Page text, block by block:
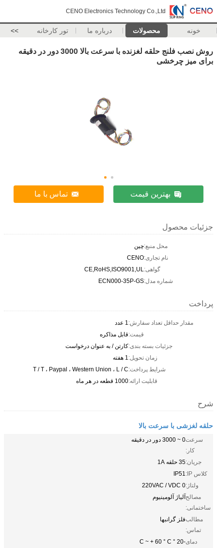
CENO Electronics Technology Co.,Ltd
خونه محصولات درباره ما تور کارخانه >>
روش نصب فلنج حلقه لغزنده با سرعت بالا 3000 دور در دقیقه
برای میز چرخشی
بهترین قیمت تماس با ما
جزئیات محصول
محل منبع:چین
نام تجاری:CENO
گواهی:CE,RoHS,ISO9001,UL
شماره مدل:ECN000-35P-GS
پرداخت
مقدار حداقل تعداد سفارش:1 عدد
قیمت:قابل مذاکره
جزئیات بسته بندی:کارتن / به عنوان درخواست
زمان تحویل:1 هفته
شرایط پرداخت:T / T ، Paypal ، Western Union ، L / C
قابلیت ارائه:1000 قطعه در هر ماه
شرح
حلقه لغزشی با سرعت بالا
سرعت
کار:
0 ~ 3000 دور در دقیقه
جریان:35 حلقه 1A
کلاس IP:
IP51
ولتاژ:220VAC / VDC 0
مصالح
ساختمانی:
آلیاژ آلومینیوم
مطالب
تماس:
فلز گرانبها
دمای-20 ° C ~ + 60 ° C